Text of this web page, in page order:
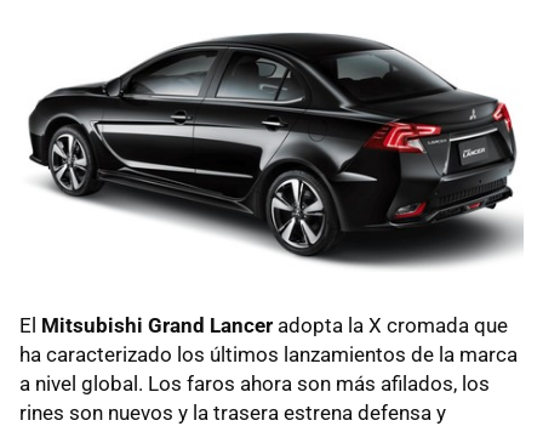
El Mitsubishi Grand Lancer adopta la X cromada que
ha caracterizado los últimos lanzamientos de la marca
a nivel global. Los faros ahora son más afilados, los
rines son nuevos y la trasera estrena defensa y